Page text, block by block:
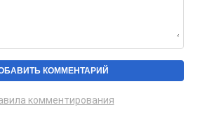
комментирования